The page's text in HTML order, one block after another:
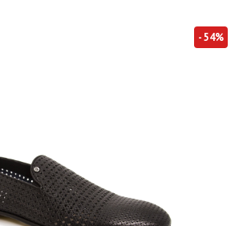
- 54%